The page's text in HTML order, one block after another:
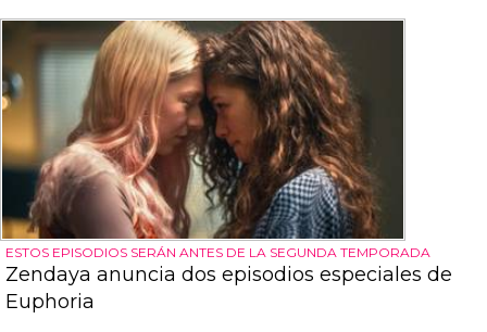
ESTOS EPISODIOS SERÁN ANTES DE LA SEGUNDA TEMPORADA
Zendaya anuncia dos episodios especiales de
Euphoria